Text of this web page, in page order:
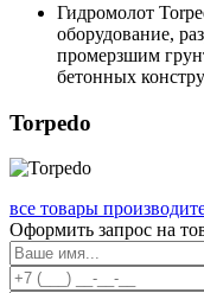
Гидромолот
оборудование,
промерзшим
бетонных
Torpedo
все товары
Оформить запрос на